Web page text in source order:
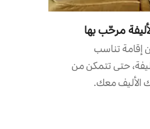
مرحّب بها
إقامة تناسب
حتى تتمكن من
الأليف معك.